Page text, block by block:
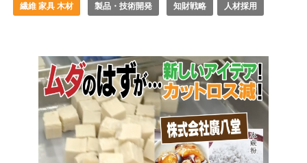
繊維 家具 木材 製品・技術開発 知財戦略 人材採用